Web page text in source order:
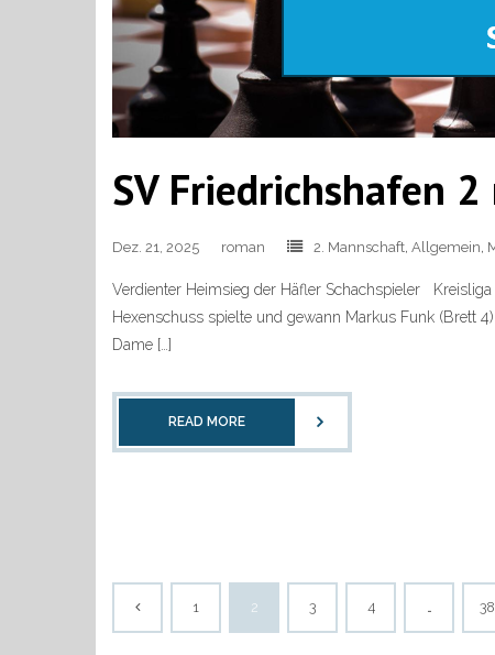
SV Friedrichshafen
Dez. 21, 2025 roman 2. Mannschaft, Allgemein,
Verdienter Heimsieg der Häfler Schachspieler
Hexenschuss spielte und gewann Markus Funk (Brett
Dame […]
READ MORE
1 2 3 4 … 38